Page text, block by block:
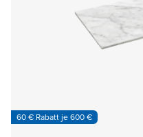
60 € Rabatt je 600 €